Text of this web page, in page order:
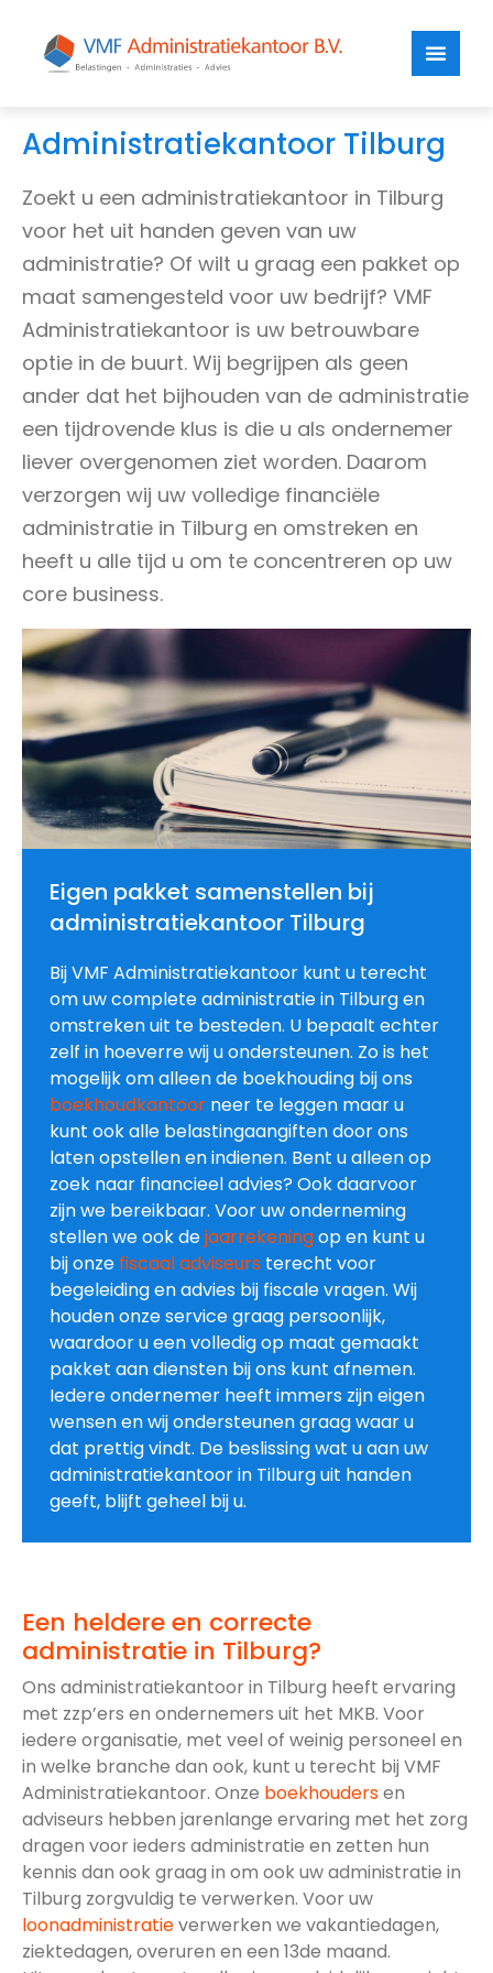
Administratiekantoor Tilburg
Zoekt u een administratiekantoor in Tilburg
voor het uit handen geven van uw
administratie? Of wilt u graag een pakket op
maat samengesteld voor uw bedrijf? VMF
Administratiekantoor is uw betrouwbare
optie in de buurt. Wij begrijpen als geen
ander dat het bijhouden van de administratie
een tijdrovende klus is die u als ondernemer
liever overgenomen ziet worden. Daarom
verzorgen wij uw volledige financiële
administratie in Tilburg en omstreken en
heeft u alle tijd u om te concentreren op uw
core business.
Eigen pakket samenstellen bij
administratiekantoor Tilburg
Bij VMF Administratiekantoor kunt u terecht
om uw complete administratie in Tilburg en
omstreken uit te besteden. U bepaalt echter
zelf in hoeverre wij u ondersteunen. Zo is het
mogelijk om alleen de boekhouding bij ons
boekhoudkantoor neer te leggen maar u
kunt ook alle belastingaangiften door ons
laten opstellen en indienen. Bent u alleen op
zoek naar financieel advies? Ook daarvoor
zijn we bereikbaar. Voor uw onderneming
stellen we ook dejaarrekeningop en kunt u
bij onze fiscaal adviseurs terecht voor
begeleiding en advies bij fiscale vragen. Wij
houden onze service graag persoonlijk,
waardoor u een volledig op maat gemaakt
pakket aan diensten bij ons kunt afnemen.
Iedere ondernemer heeft immers zijn eigen
wensen en wij ondersteunen graag waar u
dat prettig vindt. De beslissing wat u aan uw
administratiekantoor in Tilburg uit handen
geeft, blijft geheel bij u.
Een heldere en correcte
administratie in Tilburg?
Ons administratiekantoor in Tilburg heeft ervaring
met zzp’ers en ondernemers uit het MKB. Voor
iedere organisatie, met veel of weinig personeel en
in welke branche dan ook, kunt u terecht bij VMF
Administratiekantoor. Onze boekhoudersen
adviseurs hebben jarenlange ervaring met het zorg
dragen voor ieders administratie en zetten hun
kennis dan ook graag in om ook uw administratie in
Tilburg zorgvuldig te verwerken. Voor uw
loonadministratieverwerken we vakantiedagen,
ziektedagen, overuren en een 13de maand.